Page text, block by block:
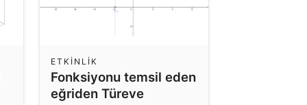
Fonksiyonu temsil eden
eğriden Türeve
ETKINLIK